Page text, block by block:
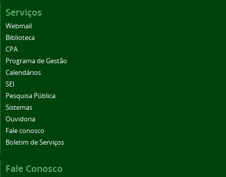
Serviços
Webmail
Biblioteca
CPA
Programa de Gestão
Calendários
SEI
Pesquisa Pública
Sistemas
Ouvidoria
Fale conosco
Boletim de Serviços
Fale Conosco